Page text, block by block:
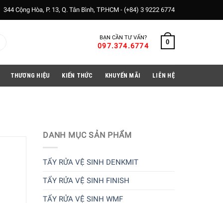
344 Cộng Hòa, P. 13, Q. Tân Bình, TP.HCM - (+84) 3 9222 6774
BẠN CẦN TƯ VẤN?
097.374.6774 0
THƯƠNG HIỆU KIẾN THỨC KHUYẾN MÃI LIÊN HỆ
DANH MỤC SẢN PHẨM
TẨY RỬA VỆ SINH DENKMIT
TẨY RỬA VỆ SINH FINISH
TẨY RỬA VỆ SINH WMF